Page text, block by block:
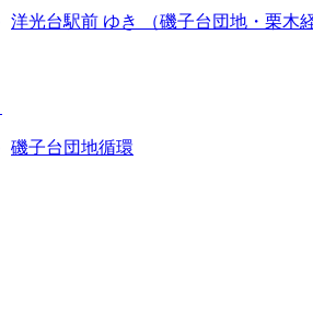
洋光台駅前 ゆき （磯子台団地・栗木経
磯子台団地循環